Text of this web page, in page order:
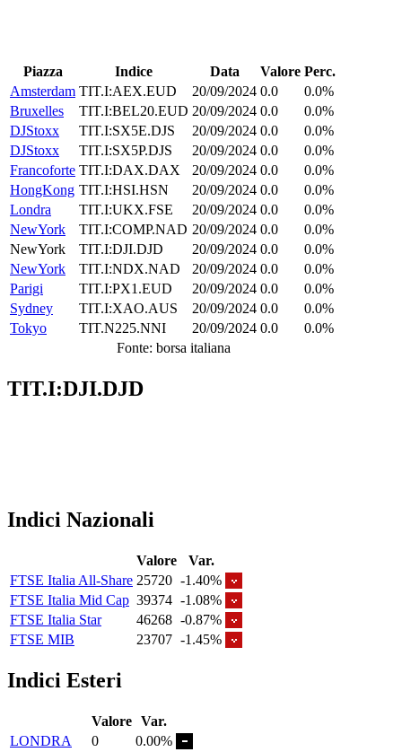
Piazza Indice Data Valore Perc.
Amsterdam TIT.I:AEX.EUD 20/09/2024 0.0
0.0%
Bruxelles
TIT.I:BEL20.EUD 20/09/2024 0.0
0.0%
DJStoxx
TIT.I:SX5E.DJS 20/09/2024 0.0
0.0%
DJStoxx
TIT.I:SX5P.DJS 20/09/2024 0.0
0.0%
Francoforte TIT.I:DAX.DAX 20/09/2024 0.0
0.0%
HongKong TIT.I:HSI.HSN 20/09/2024 0.0
0.0%
Londra
TIT.I:UKX.FSE 20/09/2024 0.0
0.0%
NewYork
TIT.I:COMP.NAD 20/09/2024 0.0
0.0%
NewYork
TIT.I:DJI.DJD 20/09/2024 0.0
0.0%
NewYork
TIT.I:NDX.NAD 20/09/2024 0.0
0.0%
Parigi
TIT.I:PX1.EUD 20/09/2024 0.0
0.0%
Sydney
TIT.I:XAO.AUS 20/09/2024 0.0
0.0%
Tokyo
TIT.N225.NNI 20/09/2024 0.0
0.0%
Fonte: borsa italiana
TIT.I:DJI.DJD
Indici Nazionali
Valore
Var.
FTSE Italia All-Share 25720 -1.40%
FTSE Italia Mid Cap 39374 -1.08%
FTSE Italia Star
46268 -0.87%
FTSE MIB
23707 -1.45%
Indici Esteri
Valore Var.
LONDRA
0
0.00%